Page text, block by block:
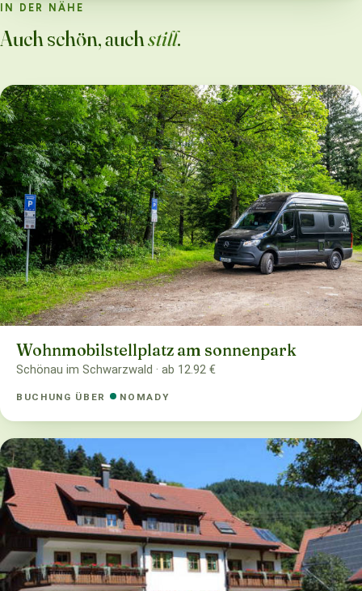
IN DER NÄHE
Auch schön, auchstill.
Wohnmobilstellplatz am sonnenpark
Schönau im Schwarzwald · ab 12.92 €
BUCHUNG ÜBER NOMADY